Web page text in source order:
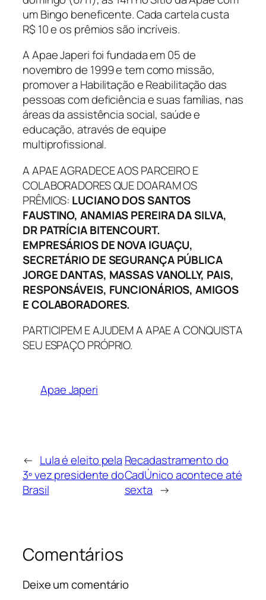
um Bingo beneficente. Cada cartela custa
R$ 10 e os prêmios são incríveis.
A Apae Japeri foi fundada em 05 de
novembro de 1999 e tem como missão,
promover a Habilitação e Reabilitação das
pessoas com deficiência e suas famílias, nas
áreas da assistência social, saúde e
educação, através de equipe
multiprofissional.
A APAE AGRADECE AOS PARCEIRO E
COLABORADORES QUE DOARAM OS
PRÊMIOS: LUCIANO DOS SANTOS
FAUSTINO, ANAMIAS PEREIRA DA SILVA,
DR PATRÍCIA BITENCOURT.
EMPRESÁRIOS DE NOVA IGUAÇU,
SECRETÁRIO DE SEGURANÇA PÚBLICA
JORGE DANTAS, MASSAS VANOLLY, PAIS,
RESPONSÁVEIS, FUNCIONÁRIOS, AMIGOS
E COLABORADORES.
PARTICIPEM E AJUDEM A APAE A CONQUISTA
SEU ESPAÇO PRÓPRIO.
Apae Japeri
← Lula é eleito pela
3º vez presidente do
Brasil
Recadastramento do
CadÚnico acontece até
sexta →
Comentários
Deixe um comentário